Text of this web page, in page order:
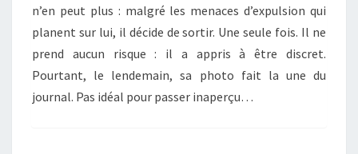
n’en peut plus : malgré les menaces d’expulsion qui
planent sur lui, il décide de sortir. Une seule fois. Il ne
prend aucun risque : il a appris à être discret.
Pourtant, le lendemain, sa photo fait la une du
journal. Pas idéal pour passer inaperçu…